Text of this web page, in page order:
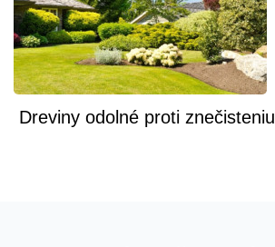
Dreviny odolné proti znečisteniu